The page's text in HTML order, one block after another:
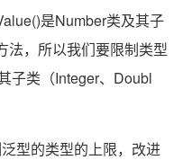
是Number类及其子
法，所以我们要限制类型
子类（Integer、Doubl
型的类型的上限，改进